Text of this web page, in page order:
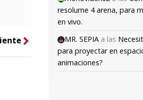
right
resolume 4 arena, para
en vivo.
MR. SEPIA a las
para proyectar en
animaciones?